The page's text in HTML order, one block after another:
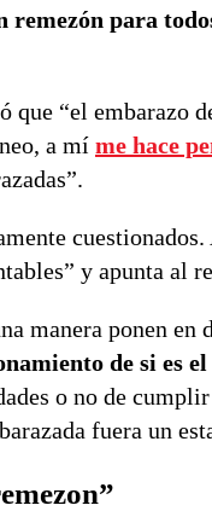
para
“el embarazo
a mí me hace
y apunta al
manera ponen
de si es
o no de
fuera un